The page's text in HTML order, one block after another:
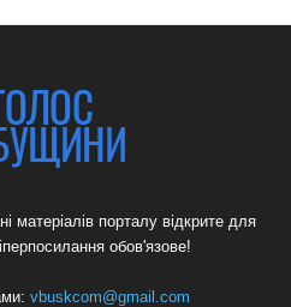
матеріалів порталу відкрите для
обов'язове!
vbuskcom@gmail.com